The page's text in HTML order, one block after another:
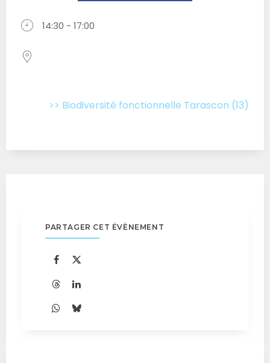
14:30 - 17:00
>> Biodiversité fonctionnelle Tarascon (13)
PARTAGER CET ÉVÈNEMENT